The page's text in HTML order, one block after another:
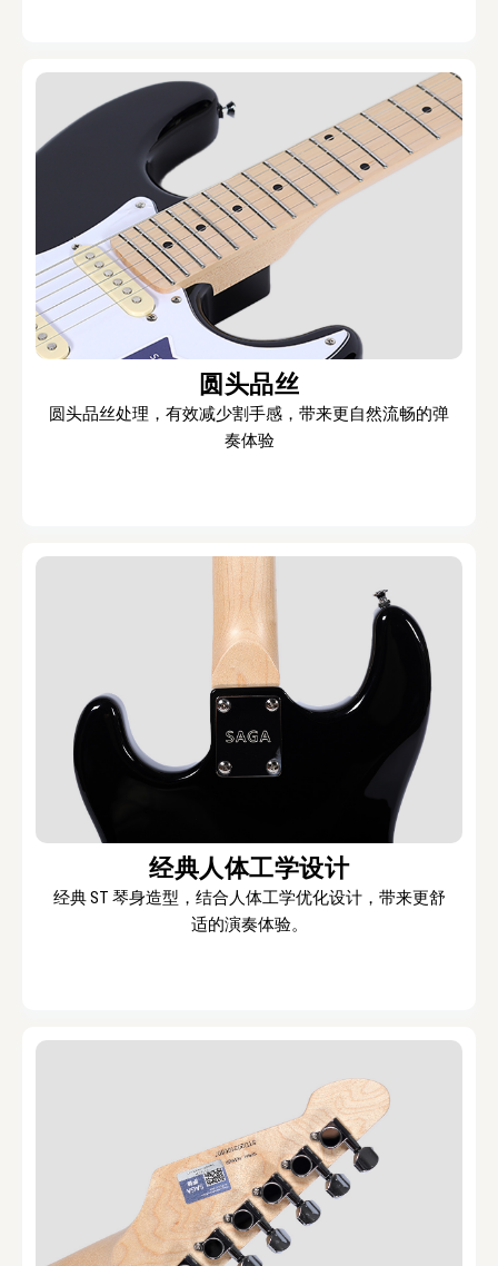
圆头品丝
圆头品丝处理，有效减少割手感，带来更自然流畅的弹
奏体验
经典人体工学设计
经典 ST 琴身造型，结合人体工学优化设计，带来更舒
适的演奏体验。